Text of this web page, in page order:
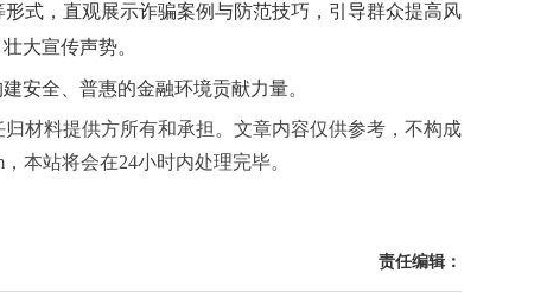
式，直观展示诈骗案例与防范技巧，引导群众提高风
大宣传声势。
安全、普惠的金融环境贡献力量。
材料提供方所有和承担。文章内容仅供参考，不构成
本站将会在24小时内处理完毕。
责任编辑：